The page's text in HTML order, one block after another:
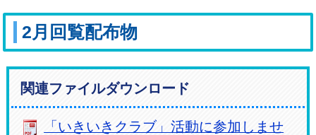
2月回覧配布物
関連ファイルダウンロード
「いきいきクラブ」活動に参加しませ